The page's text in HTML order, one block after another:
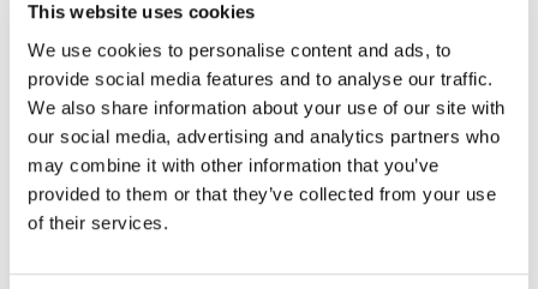
This website uses cookies
We use cookies to personalise content and ads, to
provide social media features and to analyse our traffic.
We also share information about your use of our site with
our social media, advertising and analytics partners who
may combine it with other information that you’ve
provided to them or that they’ve collected from your use
of their services.
Categorie
Esercizi e Grammatica 387
Esperienze MyES
Film e Musica
Lavoro 292